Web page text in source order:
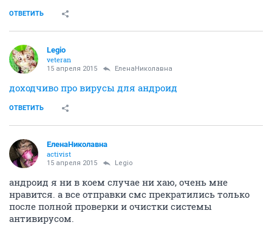
ОТВЕТИТЬ
Legio
veteran
15 апреля 2015 ЕленаНиколавна
доходчиво про вирусы для андроид
ОТВЕТИТЬ
ЕленаНиколавна
activist
15 апреля 2015 Legio
андроид я ни в коем случае ни хаю, очень мне
нравится. а все отправки смс прекратились только
после полной проверки и очистки системы
антивирусом.